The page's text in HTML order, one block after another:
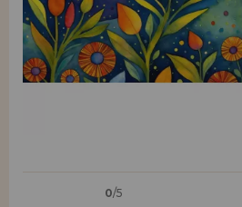
LIQUIDACIONES
INFORMACIÓN
Quiero registrarme como
nuevo cliente
Al crear una cuenta en
0/5